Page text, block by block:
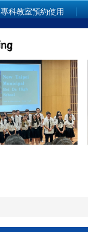
專科教室預約使用